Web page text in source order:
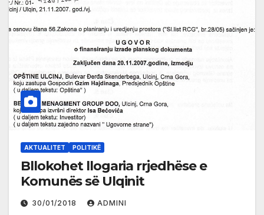
AKTUALITET POLITIKË
Bllokohet llogaria rrjedhëse e
Komunës së Ulqinit
30/01/2018 ADMINI